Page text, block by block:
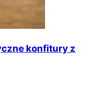
konfitury z